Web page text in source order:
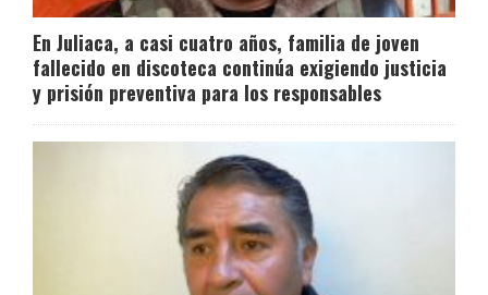
En Juliaca, a casi cuatro años, familia de joven
fallecido en discoteca continúa exigiendo justicia
y prisión preventiva para los responsables